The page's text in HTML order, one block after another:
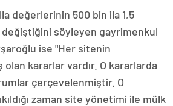
değerlerinin 500 bin ila 1,5
değiştiğini söyleyen gayrimenkul
ise "Her sitenin
olan kararlar vardır. O kararlarda
çerçevelenmiştir. O
zaman site yönetimi ile mülk